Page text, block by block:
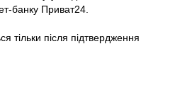
банку Приват24.
тільки після підтвердження